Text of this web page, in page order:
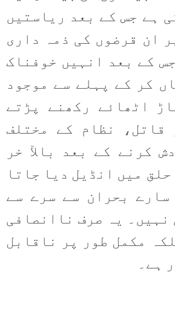
ہے جس کے بعد ریاستیں
ان قرضوں کی ذمہ داری
کے بعد انہیں خوفناک
کر کے پہلے سے موجود
اٹھائے رکھنے پڑتے
قاتل، نظام کے مختلف
کرنے کے بعد بالآ خر
میں انڈیل دیا جاتا
بحران سے سرے سے
یہ صرف ناانصافی
مکمل طور پر ناقابل
ہے۔